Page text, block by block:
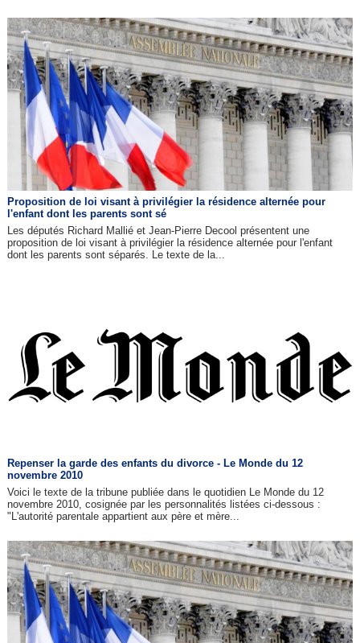
Proposition de loi visant à privilégier la résidence alternée pour
l'enfant dont les parents sont sé
Les députés Richard Mallié et Jean-Pierre Decool présentent une
proposition de loi visant à privilégier la résidence alternée pour l'enfant
dont les parents sont séparés. Le texte de la...
Repenser la garde des enfants du divorce - Le Monde du 12
novembre 2010
Voici le texte de la tribune publiée dans le quotidien Le Monde du 12
novembre 2010, cosignée par les personnalités listées ci-dessous :
"L'autorité parentale appartient aux père et mère...